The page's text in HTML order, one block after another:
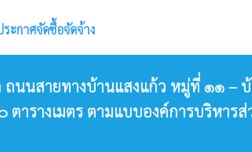
ะกาศจัดซื้อจัดจ้าง
นนสายทางบ้านแสงแก้ว หมู่ที่ ๑๑ –
ารางเมตร ตามแบบองค์การบริหา